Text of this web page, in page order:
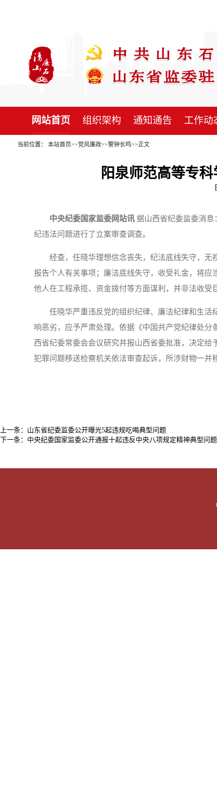
网站首页 组织架构 通知通告 工作动
当前位置： 本站首页>>党风廉政>>警钟长鸣>>正文
阳泉师范高等专
中央纪委国家监委网站讯 据山西省纪委监委消
纪违法问题进行了立案审查调查。
经查，任晓华理想信念丧失，纪法底线失守，无
报告个人有关事项；廉洁底线失守，收受礼金，将
他人在工程承揽、资金拨付等方面谋利，并非法收受
任晓华严重违反党的组织纪律、廉洁纪律和生活
响恶劣，应予严肃处理。依据《中国共产党纪律处
西省纪委常委会会议研究并报山西省委批准，决定
犯罪问题移送检察机关依法审查起诉，所涉财物一并
上一条： 山东省纪委监委公开曝光5起违规吃喝典型问题
下一条： 中央纪委国家监委公开通报十起违反中央八项规定精神典型问题